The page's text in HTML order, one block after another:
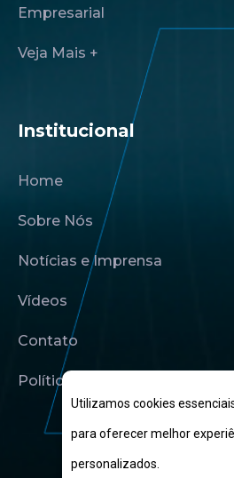
Empresarial
Veja Mais +
Institucional
Home
Sobre Nós
Notícias e Imprensa
Vídeos
Contato
Política de Privacidade
Utilizamos cookies
para oferecer melhor
personalizados.